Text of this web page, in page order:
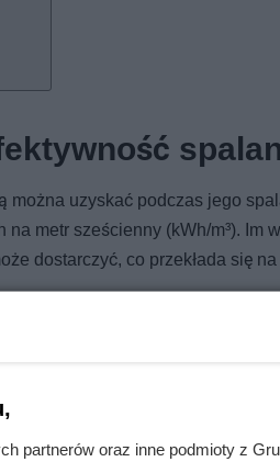
uzyskać podczas jego
metr sześcienny (kWh/m³). Im
dostarczyć, co przekłada się
Drewno liściaste, takie jak dąb
czy świerk. Oprócz gatunku,
co obniża wydajność spalania
partnerów oraz inne podmioty z